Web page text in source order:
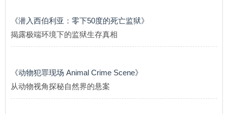
《潜入西伯利亚：零下50度的死亡监狱》
揭露极端环境下的监狱生存真相
《动物犯罪现场 Animal Crime Scene》
从动物视角探秘自然界的悬案